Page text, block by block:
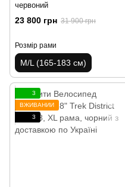
червоний
23 800 грн 31 900 грн
Розмір рами
M/L (165-183 см)
3
ВЖИВАНИЙ
3